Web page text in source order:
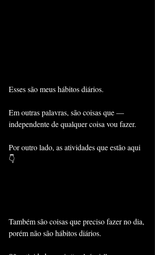
Esses são meus hábitos diários.
Em outras palavras, são coisas que —
independente de qualquer coisa vou fazer.
Por outro lado, as atividades que estão aqui
👇
Também são coisas que preciso fazer no dia,
porém não são hábitos diários.